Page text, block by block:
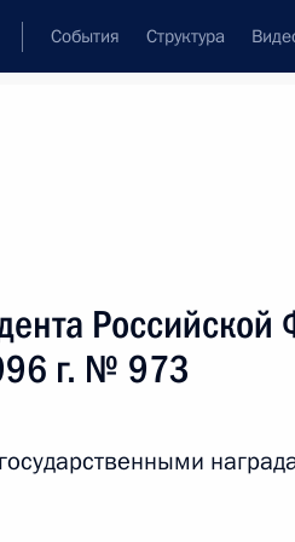
События Структура
г. № 973